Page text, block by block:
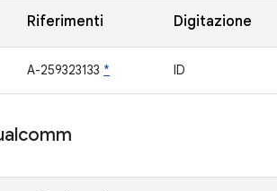
Riferimenti Digitazione
A-259323133 * ID